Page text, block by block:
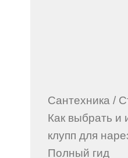
Сантехника /
Как выбрать и
клупп для
Полный гид